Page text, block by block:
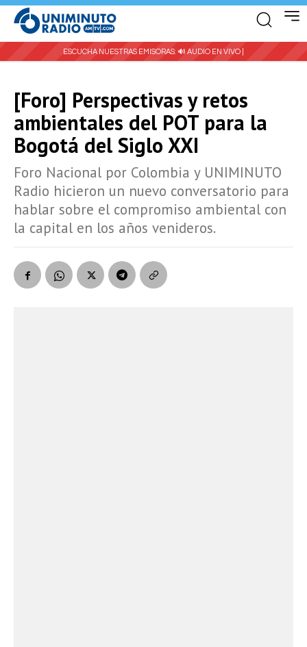
ESCUCHA NUESTRAS EMISORAS: 🔊 AUDIO EN VIVO |
[Foro] Perspectivas y retos
ambientales del POT para la
Bogotá del Siglo XXI
Foro Nacional por Colombia y UNIMINUTO
Radio hicieron un nuevo conversatorio para
hablar sobre el compromiso ambiental con
la capital en los años venideros.